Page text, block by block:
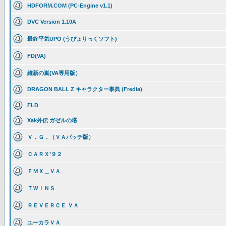
HDFORM.COM (PC-Engine v1.1)
DVC Version 1.10A
最終平気UPO (うぴょりっくソフト)
FD(VA)
維新の嵐(VA専用版）
DRAGON BALL Z キャラクター事典 (Fredia)
FLD
Xak外伝 ガゼルの塔
Ｖ．Ｇ．（ＶＡパッチ版）
ＣＡＲＸ’９２
ＦＭＸ＿ＶＡ
ＴＷＩＮＳ
ＲＥＶＥＲＣＥ ＶＡ
ユーカラＶＡ